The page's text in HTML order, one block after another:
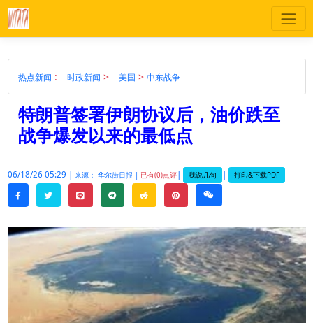
热点新闻 : 时政新闻 > 美国 > 中东战争
特朗普签署伊朗协议后，油价跌至
战争爆发以来的最低点
06/18/26 05:29 | 来源： 华尔街日报 | 已有(0)点评| 我说几句 | 打印&下载PDF
facebooktwitterline telegramreddit pinterestweixin